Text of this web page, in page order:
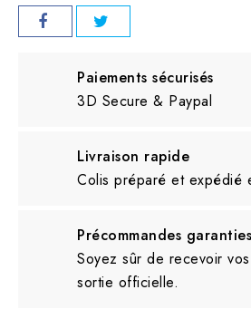
Paiements sécurisés
3D Secure & Paypal
Livraison rapide
Colis préparé et expédié
Précommandes garanties
Soyez sûr de recevoir
sortie officielle.